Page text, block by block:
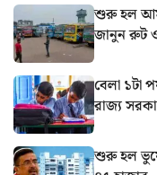
শুরু হল
জানুন রুট
বেলা ১টা
রাজ্য
শুরু হল ভুয়ো